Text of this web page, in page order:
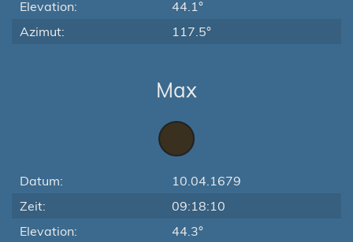
Elevation:
44.1°
Azimut:
117.5°
Max
Datum:
10.04.1679
Zeit:
09:18:10
Elevation:
44.3°